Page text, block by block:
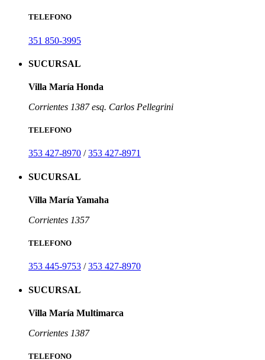
TELEFONO
351 850-3995
SUCURSAL
Villa María Honda
Corrientes 1387 esq. Carlos Pellegrini
TELEFONO
353 427-8970 /353 427-8971
SUCURSAL
Villa María Yamaha
Corrientes 1357
TELEFONO
353 445-9753 /353 427-8970
SUCURSAL
Villa María Multimarca
Corrientes 1387
TELEFONO